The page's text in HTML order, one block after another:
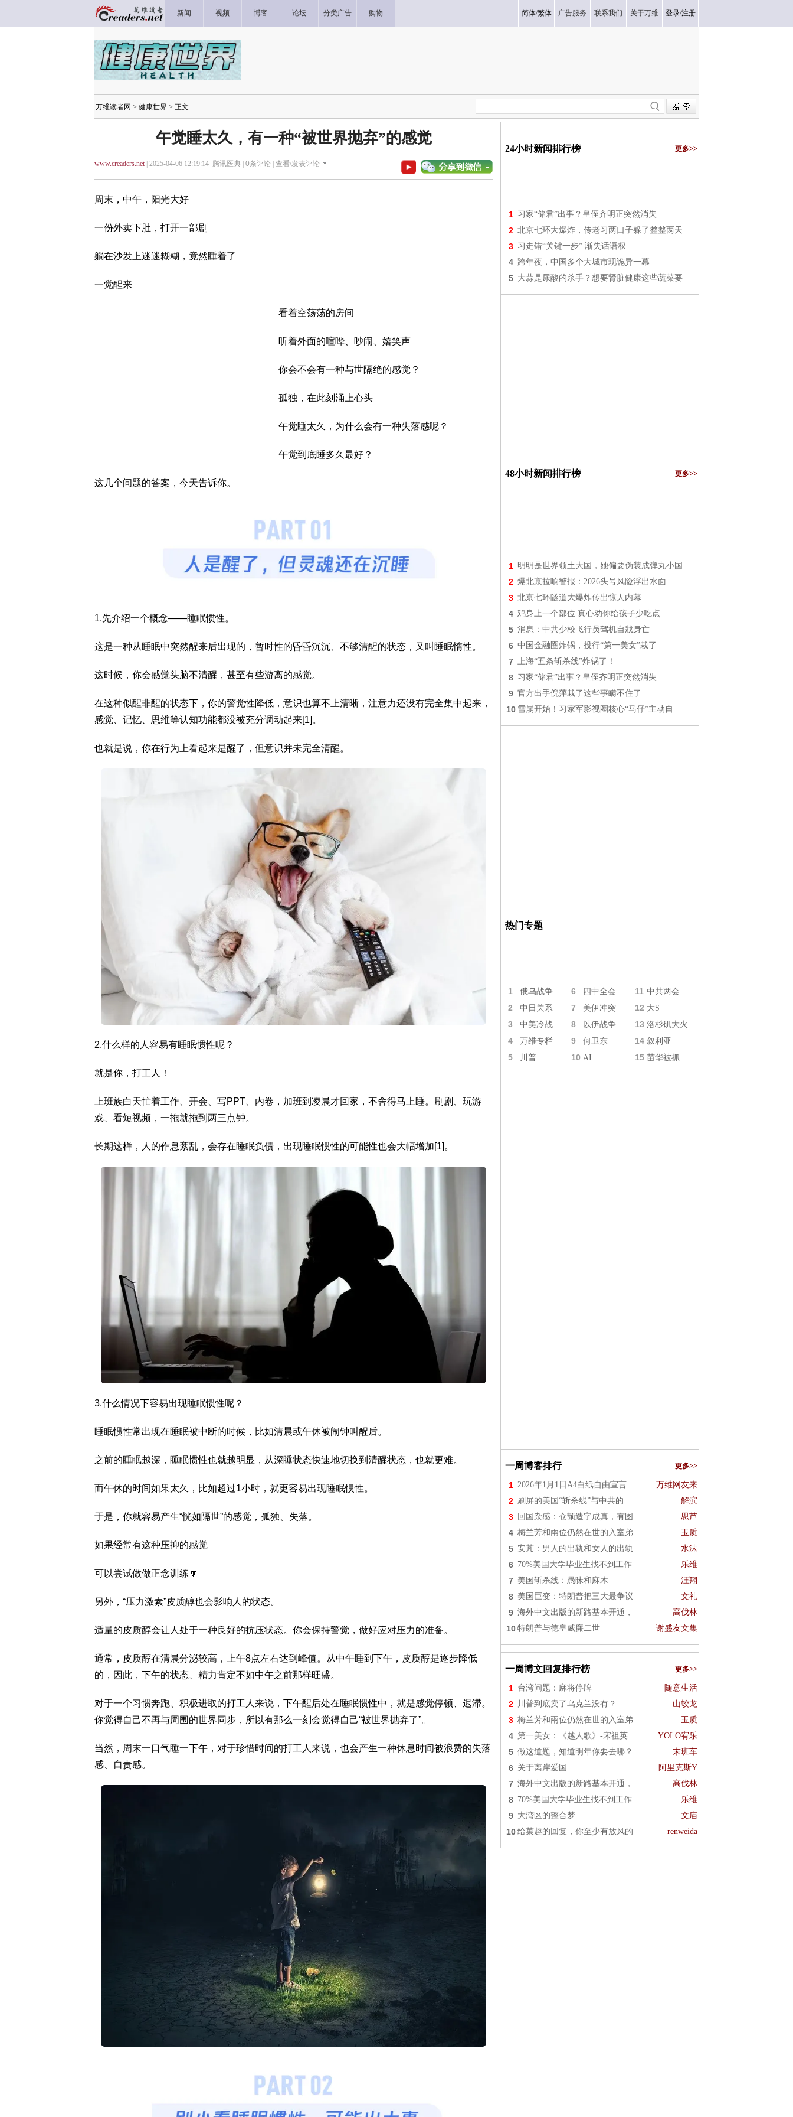
新闻 视频 博客 论坛 分类广告 购物 简体/繁体 广告服务 联系我们 关于万维 登录/注册
万维读者网 > 健康世界 > 正文
午觉睡太久，有一种“被世界抛弃”的感觉
www.creaders.net| 2025-04-06 12:19:14 腾讯医典 | 0条评论 | 查看/发表评论
周末，中午，阳光大好
一份外卖下肚，打开一部剧
躺在沙发上迷迷糊糊，竟然睡着了
一觉醒来
看着空荡荡的房间
听着外面的喧哗、吵闹、嬉笑声
你会不会有一种与世隔绝的感觉？
孤独，在此刻涌上心头
午觉睡太久，为什么会有一种失落感呢？
午觉到底睡多久最好？
这几个问题的答案，今天告诉你。
1.先介绍一个概念——睡眠惯性。
这是一种从睡眠中突然醒来后出现的，暂时性的昏昏沉沉、不够清醒的状态，又叫睡眠惰性。
这时候，你会感觉头脑不清醒，甚至有些游离的感觉。
在这种似醒非醒的状态下，你的警觉性降低，意识也算不上清晰，注意力还没有完全集中起来，
感觉、记忆、思维等认知功能都没被充分调动起来[1]。
也就是说，你在行为上看起来是醒了，但意识并未完全清醒。
2.什么样的人容易有睡眠惯性呢？
就是你，打工人！
上班族白天忙着工作、开会、写PPT、内卷，加班到凌晨才回家，不舍得马上睡。刷剧、玩游
戏、看短视频，一拖就拖到两三点钟。
长期这样，人的作息紊乱，会存在睡眠负债，出现睡眠惯性的可能性也会大幅增加[1]。
3.什么情况下容易出现睡眠惯性呢？
睡眠惯性常出现在睡眠被中断的时候，比如清晨或午休被闹钟叫醒后。
之前的睡眠越深，睡眠惯性也就越明显，从深睡状态快速地切换到清醒状态，也就更难。
而午休的时间如果太久，比如超过1小时，就更容易出现睡眠惯性。
于是，你就容易产生“恍如隔世”的感觉，孤独、失落。
如果经常有这种压抑的感觉
可以尝试做做正念训练🔽
另外，“压力激素”皮质醇也会影响人的状态。
适量的皮质醇会让人处于一种良好的抗压状态。你会保持警觉，做好应对压力的准备。
通常，皮质醇在清晨分泌较高，上午8点左右达到峰值。从中午睡到下午，皮质醇是逐步降低
的，因此，下午的状态、精力肯定不如中午之前那样旺盛。
对于一个习惯奔跑、积极进取的打工人来说，下午醒后处在睡眠惯性中，就是感觉停顿、迟滞。
你觉得自己不再与周围的世界同步，所以有那么一刻会觉得自己“被世界抛弃了”。
当然，周末一口气睡一下午，对于珍惜时间的打工人来说，也会产生一种休息时间被浪费的失落
感、自责感。
24小时新闻排行榜 更多>>
1 习家“储君”出事？皇侄齐明正突然消失
2 北京七环大爆炸，传老习两口子躲了整整两天
3 习走错“关键一步” 渐失话语权
4 跨年夜，中国多个大城市现诡异一幕
5 大蒜是尿酸的杀手？想要肾脏健康这些蔬菜要
48小时新闻排行榜 更多>>
1 明明是世界领土大国，她偏要伪装成弹丸小国
2 爆北京拉响警报：2026头号风险浮出水面
3 北京七环隧道大爆炸传出惊人内幕
4 鸡身上一个部位 真心劝你给孩子少吃点
5 消息：中共少校飞行员驾机自戕身亡
6 中国金融圈炸锅，投行“第一美女”栽了
7 上海“五条斩杀线”炸锅了！
8 习家“储君”出事？皇侄齐明正突然消失
9 官方出手倪萍栽了这些事瞒不住了
10 雪崩开始！习家军影视圈核心“马仔”主动自
热门专题
1 俄乌战争 6 四中全会 11 中共两会
2 中日关系 7 美伊冲突 12 大S
3 中美冷战 8 以伊战争 13 洛杉矶大火
4 万维专栏 9 何卫东 14 叙利亚
5 川普 10 AI 15 苗华被抓
一周博客排行 更多>>
1 2026年1月1日A4白纸自由宣言 万维网友来
2 刷屏的美国“斩杀线”与中共的 解滨
3 回国杂感：仓颉造字成真，有图 思芦
4 梅兰芳和兩位仍然在世的入室弟 玉质
5 安芃：男人的出轨和女人的出轨 水沫
6 70%美国大学毕业生找不到工作 乐维
7 美国斩杀线：愚昧和麻木 汪翔
8 美国巨变：特朗普把三大最争议 文礼
9 海外中文出版的新路基本开通， 高伐林
10 特朗普与德皇威廉二世 谢盛友文集
一周博文回复排行榜 更多>>
1 台湾问题：麻将停牌 随意生活
2 川普到底卖了乌克兰没有？ 山蛟龙
3 梅兰芳和兩位仍然在世的入室弟 玉质
4 第一美女：《越人歌》-宋祖英 YOLO宥乐
5 做这道题，知道明年你要去哪？ 末班车
6 关于离岸爱国 阿里克斯Y
7 海外中文出版的新路基本开通， 高伐林
8 70%美国大学毕业生找不到工作 乐维
9 大湾区的整合梦 文庙
10 给菓趣的回复，你至少有放风的 renweida